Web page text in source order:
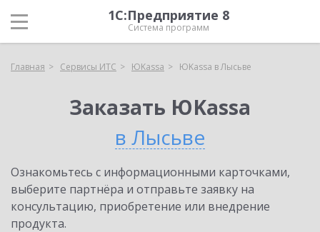
1С:Предприятие 8
Система программ
Главная Сервисы ИТС ЮKassa ЮKassa в Лысьве
Заказать ЮKassa
в Лысьве
Ознакомьтесь с информационными карточками,
выберите партнёра и отправьте заявку на
консультацию, приобретение или внедрение
продукта.